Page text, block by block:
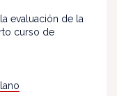
evaluación de la
curso de